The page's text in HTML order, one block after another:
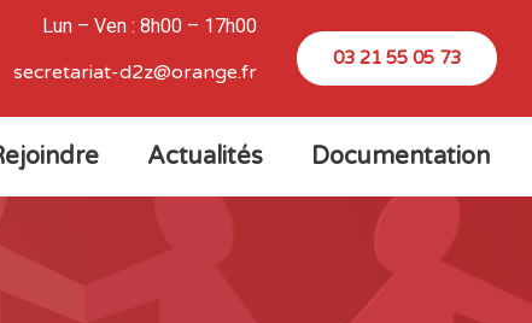
Lun – Ven : 8h00 – 17h00
secretariat-d2z@orange.fr
03 21 55 05 73
Actualités Documentation